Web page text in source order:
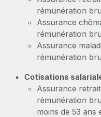
rémunération
Assurance
rémunération
Assurance
rémunération
Cotisations
Assurance
rémunération
moins de 53 ans